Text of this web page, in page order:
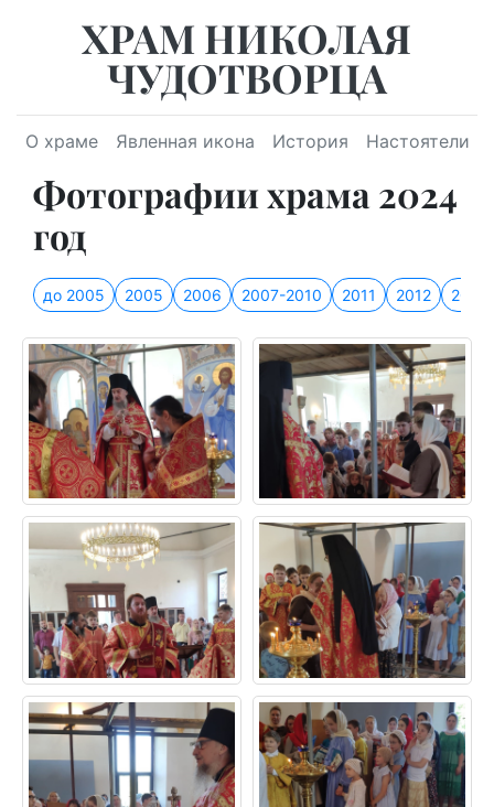
ХРАМ НИКОЛАЯ
ЧУДОТВОРЦА
О храме Явленная икона История Настоятели
Фотографии храма 2024
год
до 2005 2005 2006 2007-2010 2011 2012 2013